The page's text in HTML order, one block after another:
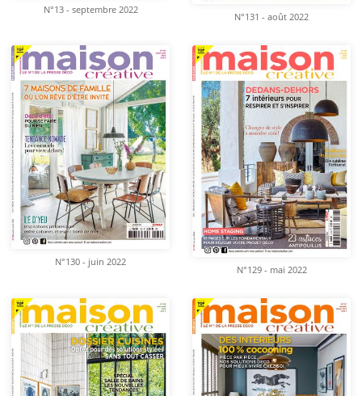
N°13 - septembre 2022
N°131 - août 2022
N°130 - juin 2022
N°129 - mai 2022